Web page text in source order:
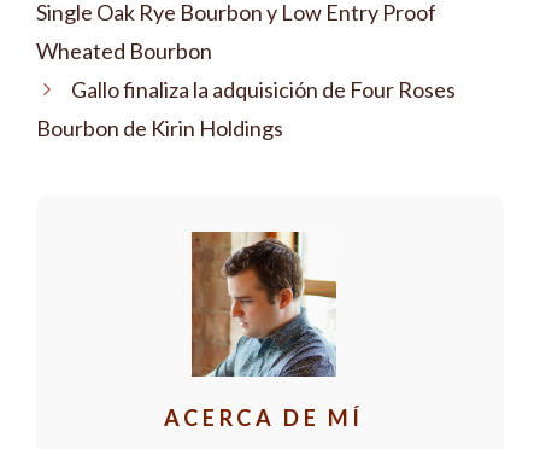
Single Oak Rye Bourbon y Low Entry Proof
Wheated Bourbon
Gallo finaliza la adquisición de Four Roses
Bourbon de Kirin Holdings
ACERCA DE MÍ